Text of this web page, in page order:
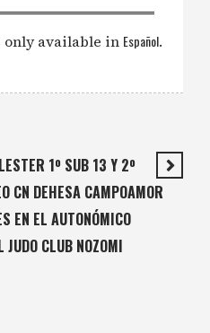
available in Español.
1º SUB 13 Y 2º
CN DEHESA CAMPOAMOR
EN EL AUTONÓMICO
JUDO CLUB NOZOMI